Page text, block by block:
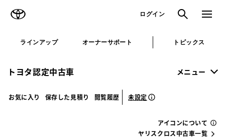
ログイン 検索 メニュ
ラインアップ オーナーサポート トピックス
トヨタ認定中古車 メニュー
お気に入り 保存した見積り 閲覧履歴 未設定
アイコンについて
ヤリスクロス中古車一覧